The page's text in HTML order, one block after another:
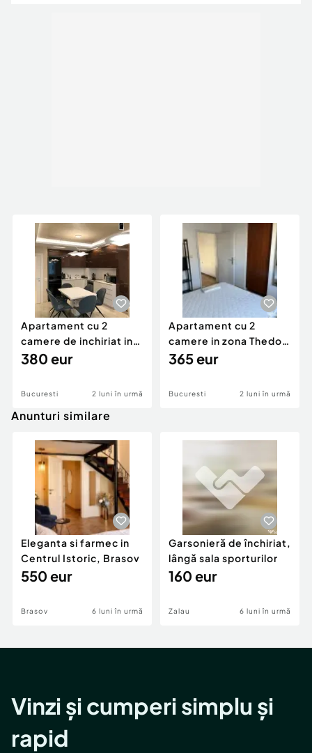
Apartament cu 2
camere de inchiriat in
zona Militari
380 eur
Bucuresti 2 luni în urmă
Apartament cu 2
camere in zona Thedor
Pallady
365 eur
Bucuresti 2 luni în urmă
Anunturi similare
Eleganta si farmec in
Centrul Istoric, Brasov
550 eur
Brasov 6 luni în urmă
Garsonieră de închiriat,
lângă sala sporturilor
160 eur
Zalau 6 luni în urmă
Vinzi și cumperi simplu și
rapid